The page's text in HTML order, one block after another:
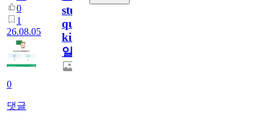
0
1
26.08.05
0
댓글
study
quiz
king775
일